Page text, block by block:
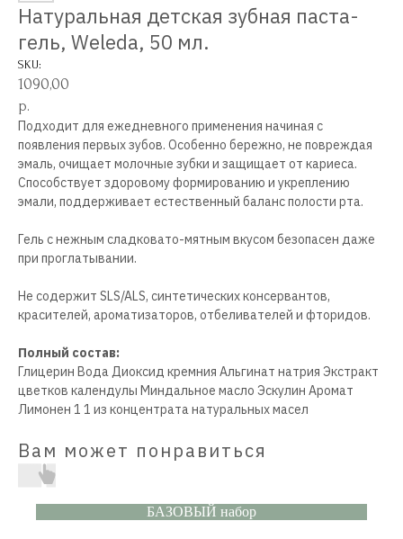
Натуральная детская зубная паста-
гель, Weleda, 50 мл.
SKU:
1090,00
р.
Подходит для ежедневного применения начиная с
появления первых зубов. Особенно бережно, не повреждая
эмаль, очищает молочные зубки и защищает от кариеса.
Способствует здоровому формированию и укреплению
эмали, поддерживает естественный баланс полости рта.
Гель с нежным сладковато-мятным вкусом безопасен даже
при проглатывании.
Не содержит SLS/ALS, синтетических консервантов,
красителей, ароматизаторов, отбеливателей и фторидов.
Полный состав:
Глицерин Вода Диоксид кремния Альгинат натрия Экстракт
цветков календулы Миндальное масло Эскулин Аромат
Лимонен 1 1 из концентрата натуральных масел
Вам может понравиться
БАЗОВЫЙ набор